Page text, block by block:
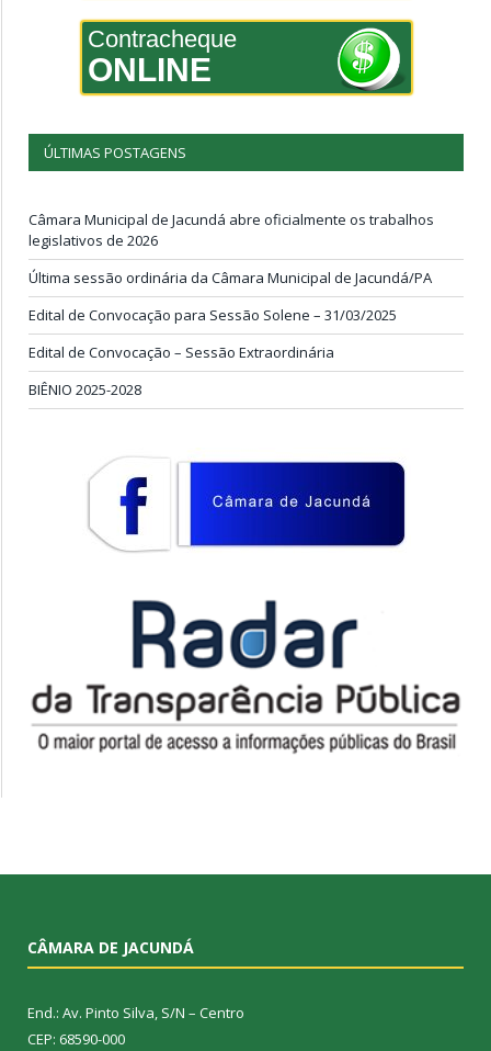
Contracheque
ONLINE
ÚLTIMAS POSTAGENS
Câmara Municipal de Jacundá abre oficialmente os trabalhos
legislativos de 2026
Última sessão ordinária da Câmara Municipal de Jacundá/PA
Edital de Convocação para Sessão Solene – 31/03/2025
Edital de Convocação – Sessão Extraordinária
BIÊNIO 2025-2028
CÂMARA DE JACUNDÁ
End.: Av. Pinto Silva, S/N – Centro
CEP: 68590-000